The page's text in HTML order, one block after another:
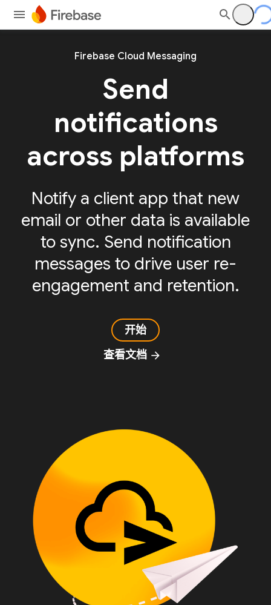
Firebase Cloud Messaging
Send
notifications
across platforms
Notify a client app that new
email or other data is available
to sync. Send notification
messages to drive user re-
engagement and retention.
开始
查看文档 arrow_forward